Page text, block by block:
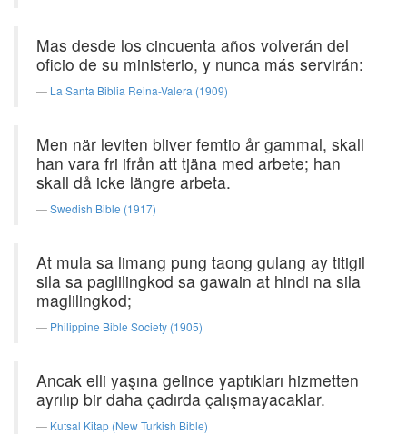
Mas desde los cincuenta años volverán del
oficio de su ministerio, y nunca más servirán:
La Santa Biblia Reina-Valera (1909)
Men när leviten bliver femtio år gammal, skall
han vara fri ifrån att tjäna med arbete; han
skall då icke längre arbeta.
Swedish Bible (1917)
At mula sa limang pung taong gulang ay titigil
sila sa paglilingkod sa gawain at hindi na sila
maglilingkod;
Philippine Bible Society (1905)
Ancak elli yaşına gelince yaptıkları hizmetten
ayrılıp bir daha çadırda çalışmayacaklar.
Kutsal Kitap (New Turkish Bible)